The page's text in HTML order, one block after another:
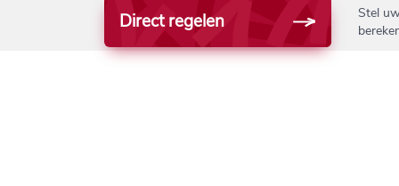
Direct regelen
Stel